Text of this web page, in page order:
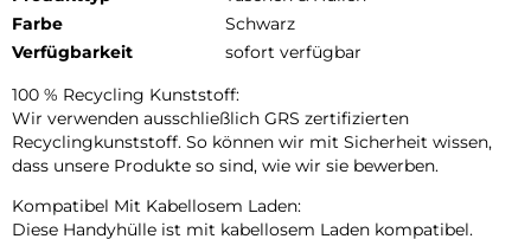
Farbe
Schwarz
Verfügbarkeit
sofort verfügbar
100 % Recycling Kunststoff:
Wir verwenden ausschließlich GRS zertifizierten
Recyclingkunststoff. So können wir mit Sicherheit wissen,
dass unsere Produkte so sind, wie wir sie bewerben.
Kompatibel Mit Kabellosem Laden:
Diese Handyhülle ist mit kabellosem Laden kompatibel.